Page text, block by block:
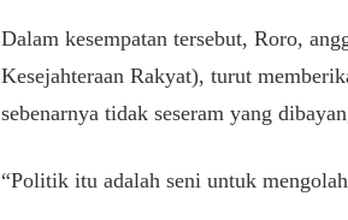
​Dalam kesempatan tersebut, Roro,
Kesejahteraan Rakyat), turut
sebenarnya tidak seseram yang
​“Politik itu adalah seni untuk